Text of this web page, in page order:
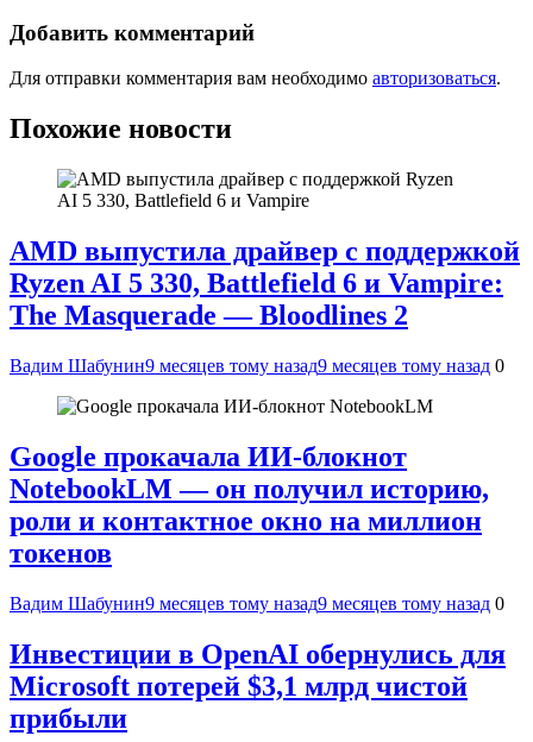
Добавить комментарий
Для отправки комментария вам необходимо авторизоваться.
Похожие новости
AMD выпустила драйвер с поддержкой
Ryzen AI 5 330, Battlefield 6 и Vampire:
The Masquerade — Bloodlines 2
Вадим Шабунин9 месяцев тому назад9 месяцев тому назад 0
Google прокачала ИИ-блокнот
NotebookLM — он получил историю,
роли и контактное окно на миллион
токенов
Вадим Шабунин9 месяцев тому назад9 месяцев тому назад 0
Инвестиции в OpenAI обернулись для
Microsoft потерей $3,1 млрд чистой
прибыли